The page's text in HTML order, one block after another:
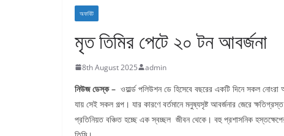
অফবিট
মৃত তিমির পেটে ২০ টন আবর্জনা
8th August 2025 admin
নিউজ ডেস্ক – ওয়ার্ল্ড পলিউশন ডে হিসেবে বছরের একটি দিনে সকল
যায় সেই সকল গল্প। যার কারণে বর্তমানে মনুষ্যসৃষ্ট আবর্জনার জেরে
প্রতিনিয়ত বঞ্চিত হচ্ছে এক স্বচ্ছল জীবন থেকে। বহু প্রশাসনিক